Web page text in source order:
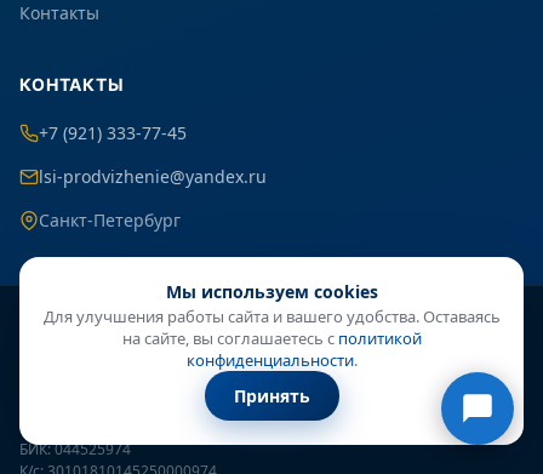
Контакты
КОНТАКТЫ
+7 (921) 333-77-45
lsi-prodvizhenie@yandex.ru
Санкт-Петербург
ИП Кузнецова Алина Геннадьевна
ИНН: 470413978904
ОГРНИП: 320784700003886
Р/с: 40802810800001361750
Банк: АО «ТБанк»
БИК: 044525974
Мы используем cookies
Для улучшения работы сайта и вашего удобства. Оставаясь
на сайте, вы соглашаетесь с политикой
конфиденциальности.
Принять
● онлайн